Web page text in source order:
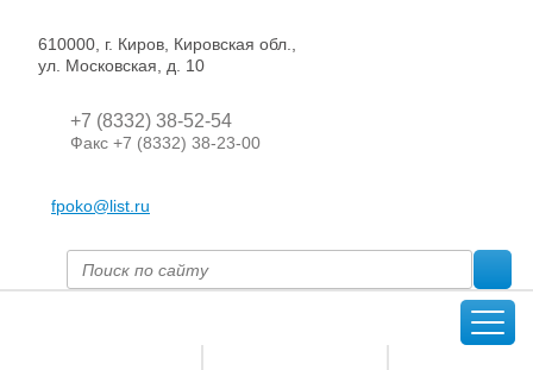
610000, г. Киров, Кировская обл.,
ул. Московская, д. 10
+7 (8332) 38-52-54
Факс +7 (8332) 38-23-00
fpoko@list.ru